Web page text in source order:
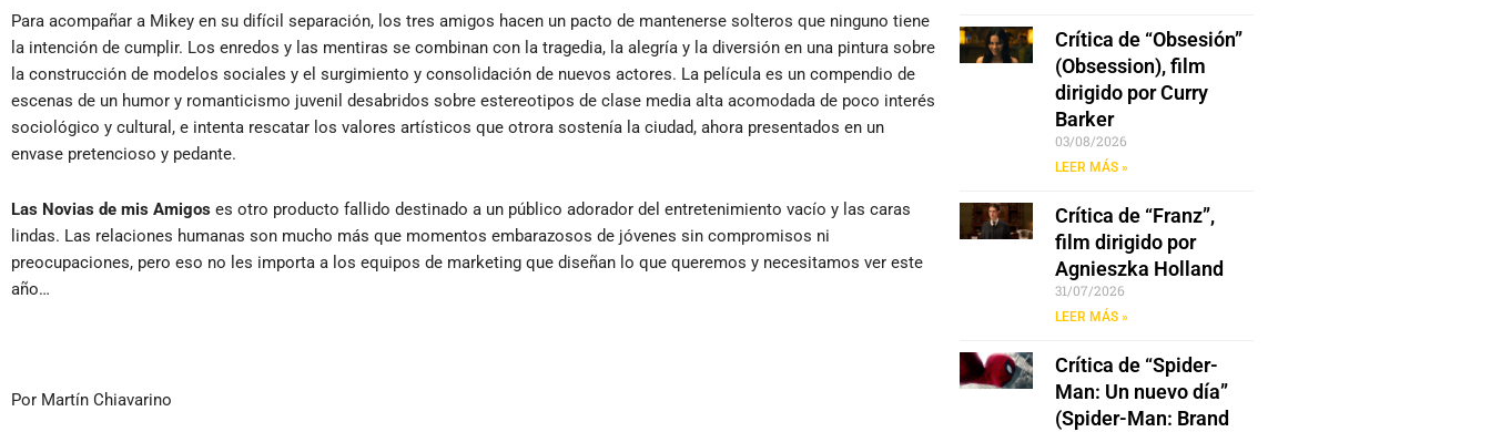
Para acompañar a Mikey en su difícil separación, los tres amigos hacen un pacto de mantenerse solteros que ninguno tiene
la intención de cumplir. Los enredos y las mentiras se combinan con la tragedia, la alegría y la diversión en una pintura sobre
la construcción de modelos sociales y el surgimiento y consolidación de nuevos actores. La película es un compendio de
escenas de un humor y romanticismo juvenil desabridos sobre estereotipos de clase media alta acomodada de poco interés
sociológico y cultural, e intenta rescatar los valores artísticos que otrora sostenía la ciudad, ahora presentados en un
envase pretencioso y pedante.
Las Novias de mis Amigos es otro producto fallido destinado a un público adorador del entretenimiento vacío y las caras
lindas. Las relaciones humanas son mucho más que momentos embarazosos de jóvenes sin compromisos ni
preocupaciones, pero eso no les importa a los equipos de marketing que diseñan lo que queremos y necesitamos ver este
año…
Por Martín Chiavarino
Crítica de “Obsesión”
(Obsession), film
dirigido por Curry
Barker
03/08/2026
LEER MÁS »
Crítica de “Franz”,
film dirigido por
Agnieszka Holland
31/07/2026
LEER MÁS »
Crítica de “Spider-
Man: Un nuevo día”
(Spider-Man: Brand